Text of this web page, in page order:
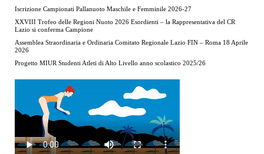
Iscrizione Campionati Pallanuoto Maschile e Femminile 2026-27
XXVIII Trofeo delle Regioni Nuoto 2026 Esordienti – la Rappresentativa del CR
Lazio si conferma Campione
Assemblea Straordinaria e Ordinaria Comitato Regionale Lazio FIN – Roma 18 Aprile
2026
Progetto MIUR Studenti Atleti di Alto Livello anno scolastico 2025/26